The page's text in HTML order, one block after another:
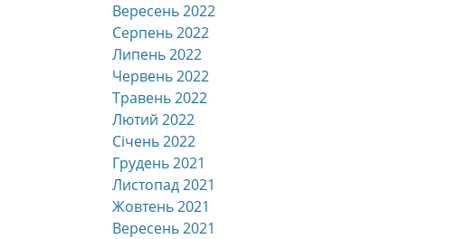
Вересень 2022
Серпень 2022
Липень 2022
Червень 2022
Травень 2022
Лютий 2022
Січень 2022
Грудень 2021
Листопад 2021
Жовтень 2021
Вересень 2021